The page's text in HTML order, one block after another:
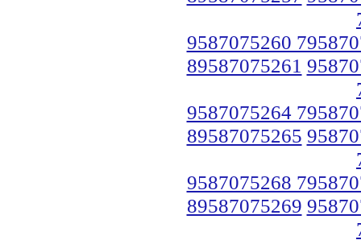
9587075260
89587075261
9587075264
89587075265
9587075268
89587075269